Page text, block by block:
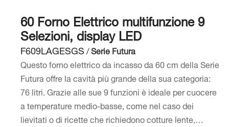
60 Forno Elettrico multifunzione 9
Selezioni, display LED
F609LAGESGS/Serie Futura
Questo forno elettrico da incasso da 60 cm della Serie
Futura offre la cavità più grande della sua categoria:
76 litri. Grazie alle sue 9 funzioni è ideale per cuocere
a temperature medio-basse, come nel caso dei
lievitati o di ricette che richiedono cotture lente,…